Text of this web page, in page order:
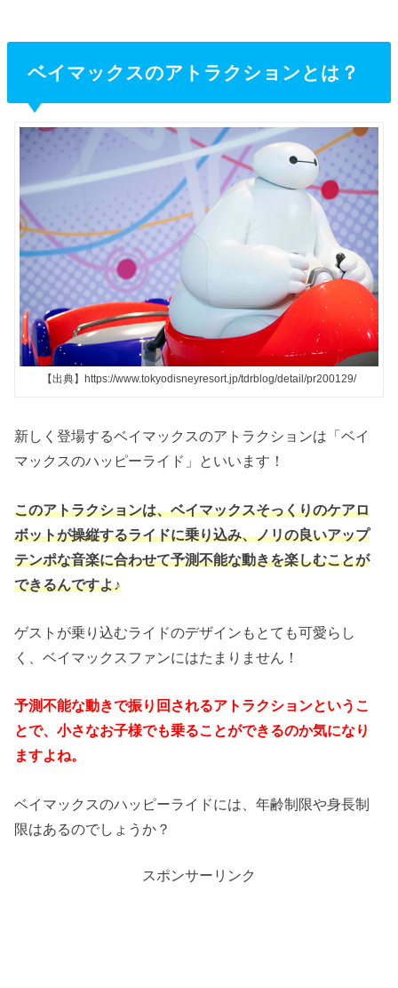
ベイマックスのアトラクションとは？
【出典】https://www.tokyodisneyresort.jp/tdrblog/detail/pr200129/
新しく登場するベイマックスのアトラクションは「ベイ
マックスのハッピーライド」といいます！
このアトラクションは、ベイマックスそっくりのケアロ
ボットが操縦するライドに乗り込み、ノリの良いアップ
テンポな音楽に合わせて予測不能な動きを楽しむことが
できるんですよ♪
ゲストが乗り込むライドのデザインもとても可愛らし
く、ベイマックスファンにはたまりません！
予測不能な動きで振り回されるアトラクションというこ
とで、小さなお子様でも乗ることができるのか気になり
ますよね。
ベイマックスのハッピーライドには、年齢制限や身長制
限はあるのでしょうか？
スポンサーリンク